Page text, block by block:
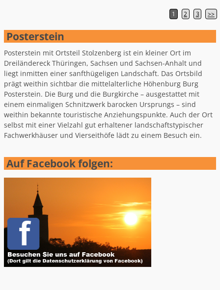
1 2 3 >>
Posterstein
Posterstein mit Ortsteil Stolzenberg ist ein kleiner Ort im
Dreiländereck Thüringen, Sachsen und Sachsen-Anhalt und
liegt inmitten einer sanfthügeligen Landschaft. Das Ortsbild
prägt weithin sichtbar die mittelalterliche Höhenburg Burg
Posterstein. Die Burg und die Burgkirche – ausgestattet mit
einem einmaligen Schnitzwerk barocken Ursprungs – sind
weithin bekannte touristische Anziehungspunkte. Auch der Ort
selbst mit einer Vielzahl gut erhaltener landschaftstypischer
Fachwerkhäuser und Vierseithöfe lädt zu einem Besuch ein.
Auf Facebook folgen: